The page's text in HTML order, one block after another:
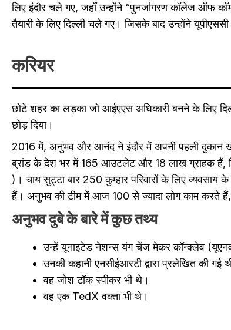
लिए इंदौर चले गए, जहाँ उन्होंने “पुनर्जागरण कॉलेज ऑफ
तैयारी के लिए दिल्ली चले गए। जिसके बाद उन्होंने
करियर
छोटे शहर का लड़का जो आईएएस अधिकारी बनने के लिए
छोड़ दिया।
2016 में, अनुभव और आनंद ने इंदौर में अपनी पहली दुकान
ब्रांड के देश भर में 165 आउटलेट और 18 लाख ग्राहक हैं,
)। चाय सुट्टा बार 250 कुम्हार परिवारों के लिए व्यवसाय
हैं। अनुभव की टीम में आज 100 से ज्यादा लोग काम करते
अनुभव दुबे के बारे में कुछ तथ्य
उन्हें यूनाइटेड नेशन्स यंग चेंज मेकर कॉन्क्लेव
उनकी कहानी एनसीईआरटी द्वारा प्रलेखित की गई
वह जोश टॉक स्पीकर भी थे।
वह एक TedX वक्ता भी थे।